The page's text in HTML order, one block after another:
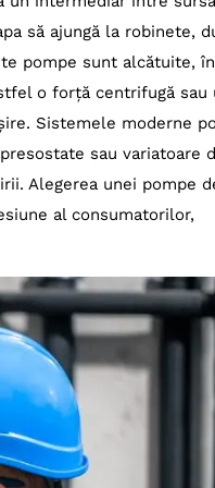
să ajungă la robinete,
pompe sunt alcătuite,
o forță centrifugă sau
Sistemele moderne
sau variatoare
Alegerea unei pompe
al consumatorilor,